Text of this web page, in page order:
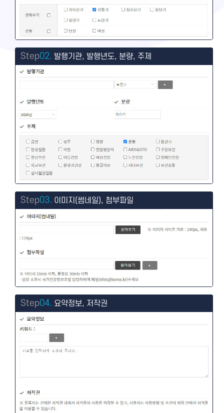
Step02. 발행기관, 발행년도, 분량, 주제
Step03. 이미지(썸네일), 첨부파일
Step04. 요약정보, 저작권